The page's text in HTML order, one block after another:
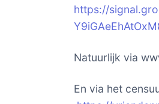
https://
Natuurlijk via
En via het